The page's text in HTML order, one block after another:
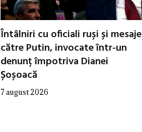
Întâlniri cu oficiali ruși și mesaje
către Putin, invocate într-un
denunț împotriva Dianei
Șoșoacă
7 august 2026